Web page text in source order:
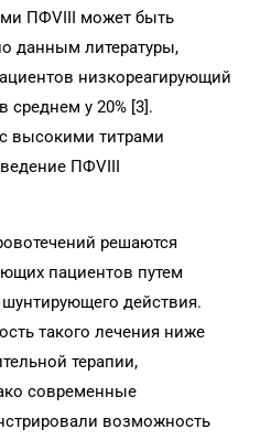
ПФVIII может быть
данным литературы,
низкореагирующий
среднем у 20% [3].
высокими титрами
ПФVIII
решаются
пациентов путем
действия.
такого лечения ниже
терапии,
современные
возможность